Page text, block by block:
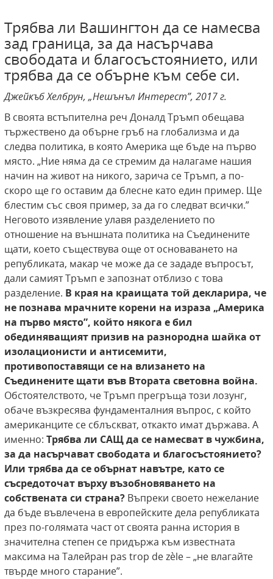
Трябва ли Вашингтон да се намесва
зад граница, за да насърчава
свободата и благосъстоянието, или
трябва да се обърне към себе си.
Джейкъб Хелбрун, „Нешънъл Интерест”, 2017 г.
В своята встъпителна реч Доналд Тръмп обещава
тържествено да обърне гръб на глобализма и да
следва политика, в която Америка ще бъде на първо
място. „Ние няма да се стремим да налагаме нашия
начин на живот на никого, зарича се Тръмп, а по-
скоро ще го оставим да блесне като един пример. Ще
блестим със своя пример, за да го следват всички.”
Неговото изявление улавя разделението по
отношение на външната политика на Съединените
щати, което съществува още от основаването на
републиката, макар че може да се зададе въпросът,
дали самият Тръмп е запознат отблизо с това
разделение. В края на краищата той декларира, че
не познава мрачните корени на израза „Америка
на първо място”, който някога е бил
обединяващият призив на разнородна шайка от
изолационисти и антисемити,
противопоставящи се на влизането на
Съединените щати във Втората световна война.
Обстоятелството, че Тръмп прегръща този лозунг,
обаче възкресява фундаменталния въпрос, с който
американците се сблъскват, откакто имат държава. А
именно: Трябва ли САЩ да се намесват в чужбина,
за да насърчават свободата и благосъстоянието?
Или трябва да се обърнат навътре, като се
съсредоточат върху възобновяването на
собствената си страна? Въпреки своето нежелание
да бъде въвлечена в европейските дела републиката
през по-голямата част от своята ранна история в
значителна степен се придържа към известната
максима на Талейран pas trop de zèle – „не влагайте
твърде много старание”.